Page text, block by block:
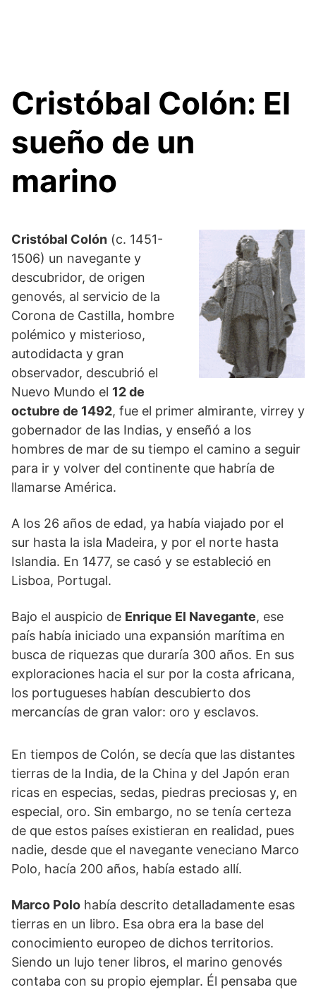
Cristóbal Colón: El
sueño de un
marino
Cristóbal Colón (c. 1451-
1506) un navegante y
descubridor, de origen
genovés, al servicio de la
Corona de Castilla, hombre
polémico y misterioso,
autodidacta y gran
observador, descubrió el
Nuevo Mundo el 12 de
octubre de 1492, fue el primer almirante, virrey y
gobernador de las Indias, y enseñó a los
hombres de mar de su tiempo el camino a seguir
para ir y volver del continente que habría de
llamarse América.
A los 26 años de edad, ya había viajado por el
sur hasta la isla Madeira, y por el norte hasta
Islandia. En 1477, se casó y se estableció en
Lisboa, Portugal.
Bajo el auspicio de Enrique El Navegante, ese
país había iniciado una expansión marítima en
busca de riquezas que duraría 300 años. En sus
exploraciones hacia el sur por la costa africana,
los portugueses habían descubierto dos
mercancías de gran valor: oro y esclavos.
En tiempos de Colón, se decía que las distantes
tierras de la India, de la China y del Japón eran
ricas en especias, sedas, piedras preciosas y, en
especial, oro. Sin embargo, no se tenía certeza
de que estos países existieran en realidad, pues
nadie, desde que el navegante veneciano Marco
Polo, hacía 200 años, había estado allí.
Marco Polo había descrito detalladamente esas
tierras en un libro. Esa obra era la base del
conocimiento europeo de dichos territorios.
Siendo un lujo tener libros, el marino genovés
contaba con su propio ejemplar. Él pensaba que